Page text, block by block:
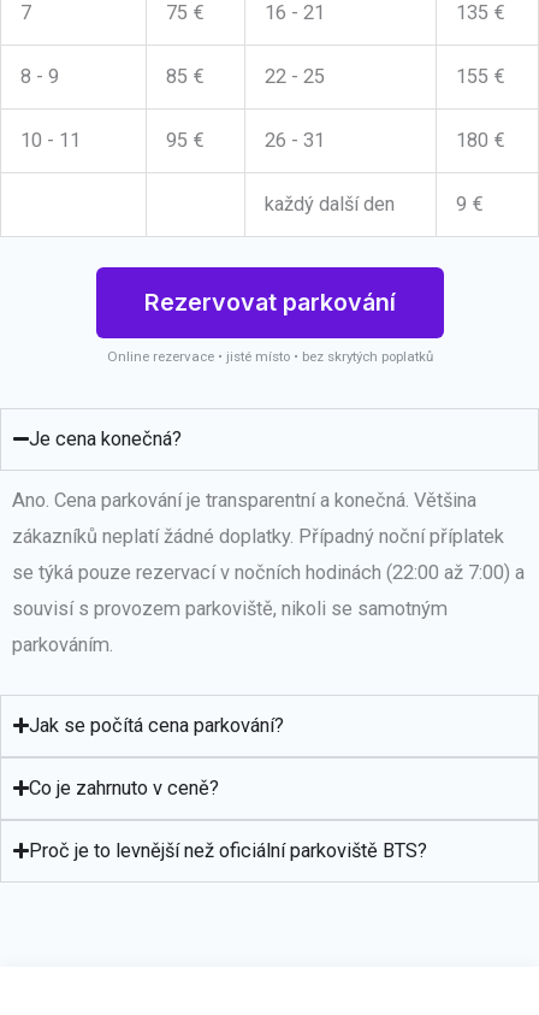
7 75 € 16 - 21 135 €
8 - 9 85 € 22 - 25 155 €
10 - 11 95 € 26 - 31 180 €
každý další den 9 €
Rezervovat parkování
Online rezervace • jisté místo • bez skrytých poplatků
Je cena konečná?
Ano. Cena parkování je transparentní a konečná. Většina
zákazníků neplatí žádné doplatky. Případný noční příplatek
se týká pouze rezervací v nočních hodinách (22:00 až 7:00) a
souvisí s provozem parkoviště, nikoli se samotným
parkováním.
Jak se počítá cena parkování?
Co je zahrnuto v ceně?
Proč je to levnější než oficiální parkoviště BTS?